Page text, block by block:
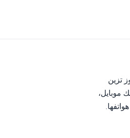
تزين
موبايل،